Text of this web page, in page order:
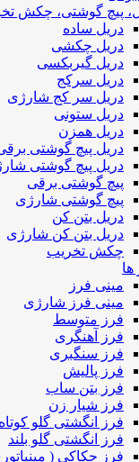
پیچ گوشتی، چکش
دریل ساده
دریل چکشی
دریل گیربکسی
دریل سرکج
دریل سر کج شارژی
دریل ستونی
دریل همزن
دریل پیچ گوشتی
دریل پیچ گوشتی
پیچ گوشتی برقی
پیچ گوشتی شارژی
دریل بتن کن
دریل بتن کن شارژی
چکش تخریب
ها
مینی فرز
مینی فرز شارژی
فرز متوسط
فرز آهنگری
فرز سنگبری
فرز پالیش
فرز بتن ساب
فرز شیار زن
فرز انگشتی گلو کوتاه
فرز انگشتی گلو بلند
فرز حکاکی (